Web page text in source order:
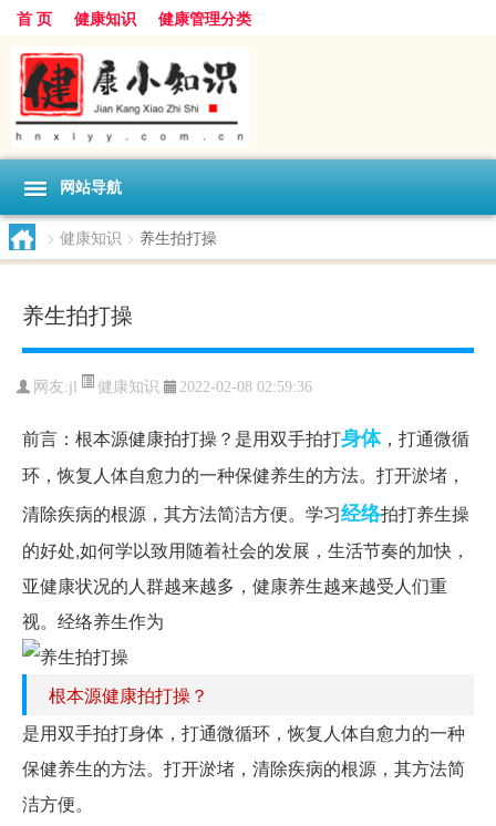
首 页 健康知识 健康管理分类
网站导航
> 健康知识 > 养生拍打操
养生拍打操
网友:jl 健康知识 2022-02-08 02:59:36
前言：根本源健康拍打操？是用双手拍打身体，打通微循
环，恢复人体自愈力的一种保健养生的方法。打开淤堵，
清除疾病的根源，其方法简洁方便。学习经络拍打养生操
的好处,如何学以致用随着社会的发展，生活节奏的加快，
亚健康状况的人群越来越多，健康养生越来越受人们重
视。经络养生作为
根本源健康拍打操？
是用双手拍打身体，打通微循环，恢复人体自愈力的一种
保健养生的方法。打开淤堵，清除疾病的根源，其方法简
洁方便。